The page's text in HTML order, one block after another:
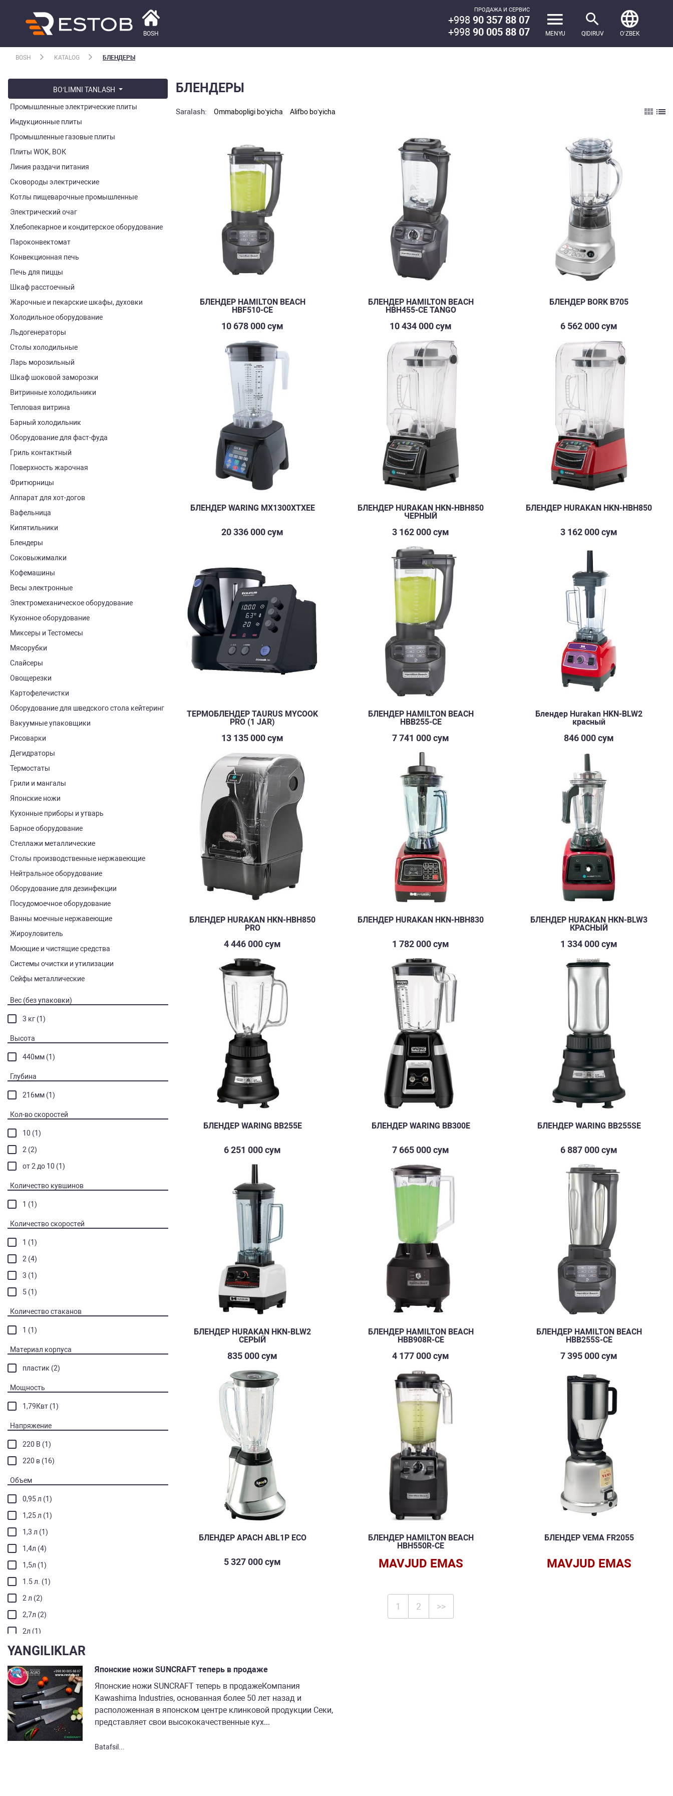
BOSH
ПРОДАЖА И СЕРВИС
+998 90 357 88 07
+998 90 005 88 07 MENYU QIDIRUV OʻZBEK
BOSH KATALOG БЛЕНДЕРЫ
BO‘LIMNI TANLASH
Промышленные электрические плиты
Индукционные плиты
Промышленные газовые плиты
Плиты WOK, ВОК
Линия раздачи питания
Сковороды электрические
Котлы пищеварочные промышленные
Электрический очаг
Хлебопекарное и кондитерское оборудование
Пароконвектомат
Конвекционная печь
Печь для пиццы
Шкаф расстоечный
Жарочные и пекарские шкафы, духовки
Холодильное оборудование
Льдогенераторы
Столы холодильные
Ларь морозильный
Шкаф шоковой заморозки
Витринные холодильники
Тепловая витрина
Барный холодильник
Оборудование для фаст-фуда
Гриль контактный
Поверхность жарочная
Фритюрницы
Аппарат для хот-догов
Вафельница
Кипятильники
Блендеры
Соковыжималки
Кофемашины
Весы электронные
Электромеханическое оборудование
Кухонное оборудование
Миксеры и Тестомесы
Мясорубки
Слайсеры
Овощерезки
Картофелечистки
Оборудование для шведского стола кейтеринг
Вакуумные упаковщики
Рисоварки
Дегидраторы
Термостаты
Грили и мангалы
Японские ножи
Кухонные приборы и утварь
Барное оборудование
Стеллажи металлические
Столы производственные нержавеющие
Нейтральное оборудование
Оборудование для дезинфекции
Посудомоечное оборудование
Ванны моечные нержавеющие
Жироуловитель
Моющие и чистящие средства
Системы очистки и утилизации
Сейфы металлические
Вес (без упаковки)
3 кг (1)
Высота
440мм (1)
Глубина
216мм (1)
Кол-во скоростей
10 (1)
2 (2)
от 2 до 10 (1)
Количество кувшинов
1 (1)
Количество скоростей
1 (1)
2 (4)
3 (1)
5 (1)
Количество стаканов
1 (1)
Материал корпуса
пластик (2)
Мощность
1,79Квт (1)
Напряжение
220 В (1)
220 в (16)
Объем
0,95 л (1)
1,25 л (1)
1,3 л (1)
1,4л (4)
1,5л (1)
1.5 л. (1)
2 л (2)
2,7л (2)
2л (1)
3,9л (1)
Объем чаши
1,5л (1)
2,5л (1)
2л (1)
Потребляемая мощность
БЛЕНДЕРЫ
Saralash: Ommabopligi bo‘yicha Alifbo bo‘yicha
БЛЕНДЕР HAMILTON BEACH
HBF510-CE
10 678 000 сум
БЛЕНДЕР HAMILTON BEACH
HBH455-CE TANGO
10 434 000 сум
БЛЕНДЕР BORK B705
6 562 000 сум
БЛЕНДЕР WARING MX1300XTXEE
20 336 000 сум
БЛЕНДЕР HURAKAN HKN-HBH850
ЧЕРНЫЙ
3 162 000 сум
БЛЕНДЕР HURAKAN HKN-HBH850
3 162 000 сум
ТЕРМОБЛЕНДЕР TAURUS MYCOOK
PRO (1 JAR)
13 135 000 сум
БЛЕНДЕР HAMILTON BEACH
HBB255-CE
7 741 000 сум
Блендер Hurakan HKN-BLW2
красный
846 000 сум
БЛЕНДЕР HURAKAN HKN-HBH850
PRO
4 446 000 сум
БЛЕНДЕР HURAKAN HKN-HBH830
1 782 000 сум
БЛЕНДЕР HURAKAN HKN-BLW3
КРАСНЫЙ
1 334 000 сум
БЛЕНДЕР WARING BB255E
6 251 000 сум
БЛЕНДЕР WARING BB300E
7 665 000 сум
БЛЕНДЕР WARING BB255SE
6 887 000 сум
БЛЕНДЕР HURAKAN HKN-BLW2
СЕРЫЙ
835 000 сум
БЛЕНДЕР HAMILTON BEACH
HBB908R-CE
4 177 000 сум
БЛЕНДЕР HAMILTON BEACH
HBB255S-CE
7 395 000 сум
БЛЕНДЕР APACH ABL1P ECO
5 327 000 сум
БЛЕНДЕР HAMILTON BEACH
HBH550R-CE
MAVJUD EMAS
БЛЕНДЕР VEMA FR2055
MAVJUD EMAS
1 2 >>
YANGILIKLAR
Японские ножи SUNCRAFT теперь в продаже
Японские ножи SUNCRAFT теперь в продажеКомпания
Kawashima Industries, основанная более 50 лет назад и
расположенная в японском центре клинковой продукции Секи,
представляет свои высококачественные кух...
Batafsil...